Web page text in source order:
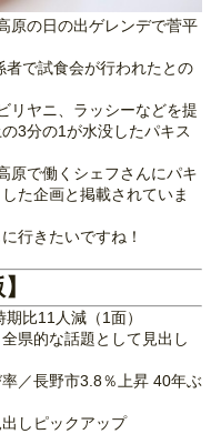
原の日の出ゲレンデで菅平
で試食会が行われたとの
リヤニ、ラッシーなどを提
3分の1が水没したパキス
原で働くシェフさんにパキ
た企画と掲載されていま
行きたいですね！
比11人減（1面）
県的な話題として見出し
／長野市3.8％上昇 40年ぶ
しピックアップ